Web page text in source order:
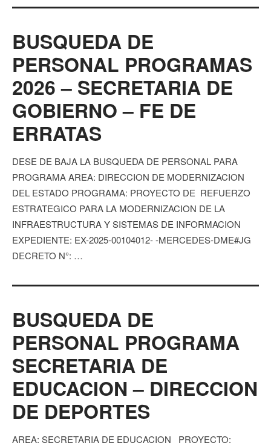
BUSQUEDA DE
PERSONAL PROGRAMAS
2026 – SECRETARIA DE
GOBIERNO – FE DE
ERRATAS
DESE DE BAJA LA BUSQUEDA DE PERSONAL PARA
PROGRAMA AREA: DIRECCION DE MODERNIZACION
DEL ESTADO PROGRAMA: PROYECTO DE REFUERZO
ESTRATEGICO PARA LA MODERNIZACION DE LA
INFRAESTRUCTURA Y SISTEMAS DE INFORMACION
EXPEDIENTE: EX-2025-00104012- -MERCEDES-DME#JG
DECRETO N°: …
BUSQUEDA DE
PERSONAL PROGRAMA
SECRETARIA DE
EDUCACION – DIRECCION
DE DEPORTES
AREA: SECRETARIA DE EDUCACION PROYECTO: